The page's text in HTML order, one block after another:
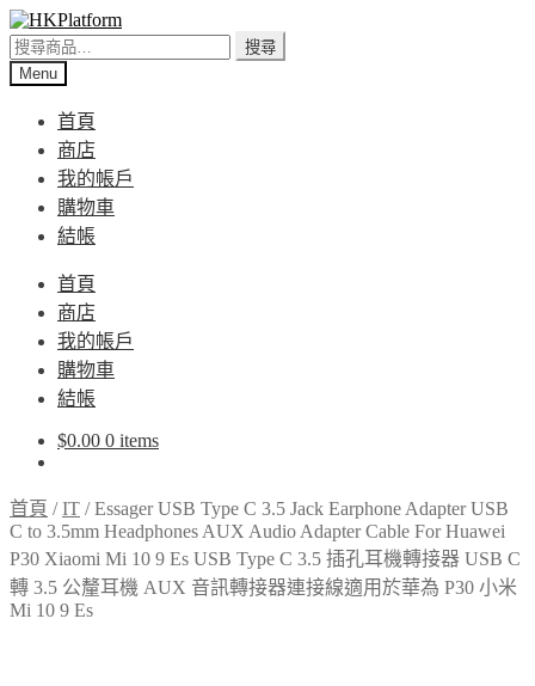
Skip
to
navigation
Skip
to
content
搜
尋
搜尋
Menu
首頁
商店
我的帳戶
購物車
結帳
首頁
商店
我的帳戶
購物車
結帳
$0.00 0 items
首頁 /IT /Essager USB Type C 3.5 Jack Earphone Adapter USB
C to 3.5mm Headphones AUX Audio Adapter Cable For Huawei
P30 Xiaomi Mi 10 9 Es USB Type C 3.5 插孔耳機轉接器 USB C
轉 3.5 公釐耳機 AUX 音訊轉接器連接線適用於華為 P30 小米
Mi 10 9 Es